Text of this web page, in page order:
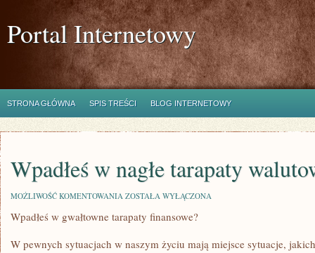
Portal Internetowy
STRONA GŁÓWNA SPIS TREŚCI BLOG INTERNETOWY
Wpadłeś w nagłe tarapaty
MOŻLIWOŚĆ KOMENTOWANIA WPADŁEŚ
NAGŁE
TARAPATY
ZOSTAŁA WYŁĄCZONA
Wpadłeś w gwałtowne tarapaty finansowe?
W pewnych sytuacjach w naszym życiu mają miejsce sytuacje,